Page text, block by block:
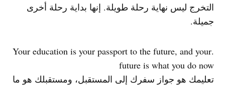
التخرج ليس نهاية رحلة طويلة. إنها بداية رحلة أخرى
جميلة.
.Your education is your passport to the future, and your
future is what you do now
تعليمك هو جواز سفرك إلى المستقبل، ومستقبلك هو ما